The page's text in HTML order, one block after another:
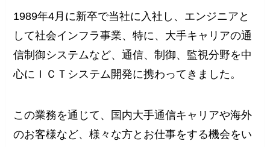
1989年4月に新卒で当社に入社し、エンジニアと
して社会インフラ事業、特に、大手キャリアの通
信制御システムなど、通信、制御、監視分野を中
心にＩＣＴシステム開発に携わってきました。
この業務を通じて、国内大手通信キャリアや海外
のお客様など、様々な方とお仕事をする機会をい